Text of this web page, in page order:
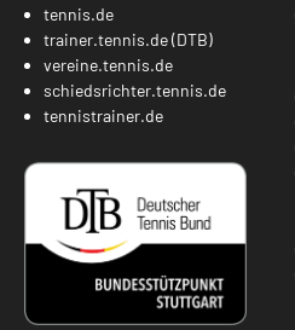
tennis.de
trainer.tennis.de (DTB)
vereine.tennis.de
schiedsrichter.tennis.de
tennistrainer.de